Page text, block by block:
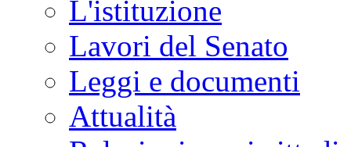
L'istituzione
Lavori del Senato
Leggi e documenti
Attualità